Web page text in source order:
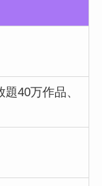
40万作品、